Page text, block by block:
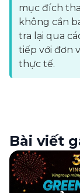
mục đích
không cần
tra lại qua
tiếp với đơn
thực tế.
Bài viết